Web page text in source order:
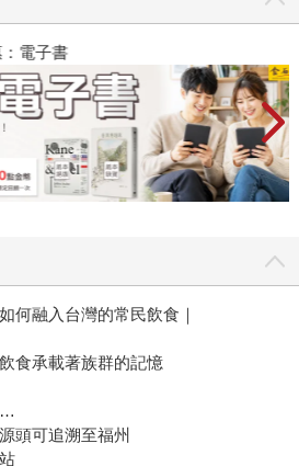
子書
何融入台灣的常民飲食｜
食承載著族群的記憶
頭可追溯至福州